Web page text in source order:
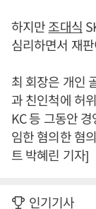
하지만조대식
심리하면서 재
최 회장은 개인
과 친인척에 허
KC 등 그동안
임한 혐의한 혐
트 박혜린 기자]
인기기사